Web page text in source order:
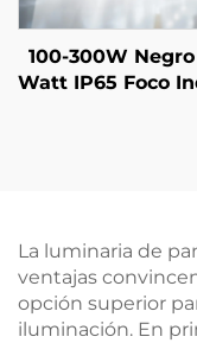
100-300W
Watt IP65 Foco
La luminaria de
ventajas
opción superior
iluminación. En